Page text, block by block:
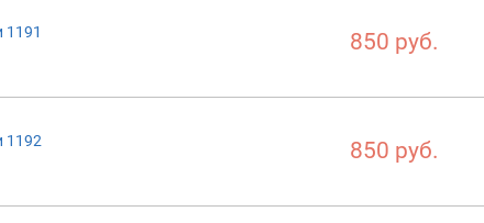
1191
850 руб.
1192
850 руб.